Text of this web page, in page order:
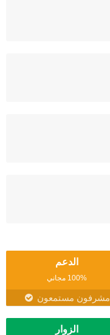
الدعم
100% مجاني
مشرفون مستمعون
الزوار